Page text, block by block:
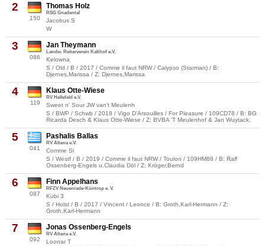
2
150
Thomas Holz
RSG Gnadental
Jacobus S
W
3
086
Jan Theymann
Landw. Reiterverein Kalthof e.V.
Kelowna
S / Old / B / 2017 / Comme il faut NRW / Calypso (Starman) / B:
Djernes,Marissa / Z: Djernes,Marissa
4
119
Klaus Otte-Wiese
RV Hellefeld e.V.
Sweet n' Sour JW van't Meulenh
S / BWP / Schwb / 2018 / Vigo D'Arsouilles / For Pleasure / 109CD78 / B: BG
Ricarda Desch & Klaus Otte-Wiese / Z: BVBA 'T Meulenhof & Jan Wuytack,
5
041
Pashalis Ballas
RV Altena e.V.
Comme Si
S / Westf / B / 2019 / Comme il faut NRW / Toulon / 109HM88 / B: Ralf
Ossenberg-Engels u.Claudia Döl / Z: Kröger,Bernd
6
087
Finn Appelhans
RFZV Neuenrade-Küntrop e. V.
Kubi 3
S / Holst / B / 2017 / Vincent / Leonce / B: Groth,Karl-Hermann / Z:
Groth,Karl-Hermann
7
092
Jonas Ossenberg-Engels
RV Altena e.V.
Loonar T